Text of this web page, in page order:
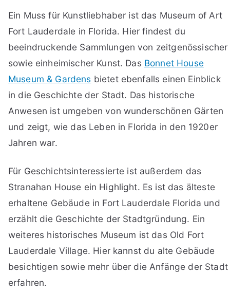
Ein Muss für Kunstliebhaber ist das Museum of Art
Fort Lauderdale in Florida. Hier findest du
beeindruckende Sammlungen von zeitgenössischer
sowie einheimischer Kunst. Das Bonnet House
Museum & Gardens bietet ebenfalls einen Einblick
in die Geschichte der Stadt. Das historische
Anwesen ist umgeben von wunderschönen Gärten
und zeigt, wie das Leben in Florida in den 1920er
Jahren war.
Für Geschichtsinteressierte ist außerdem das
Stranahan House ein Highlight. Es ist das älteste
erhaltene Gebäude in Fort Lauderdale Florida und
erzählt die Geschichte der Stadtgründung. Ein
weiteres historisches Museum ist das Old Fort
Lauderdale Village. Hier kannst du alte Gebäude
besichtigen sowie mehr über die Anfänge der Stadt
erfahren.